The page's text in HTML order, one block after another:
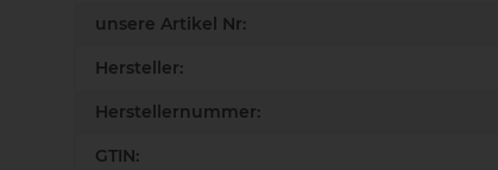
unsere Artikel Nr:
Hersteller:
Herstellernummer:
GTIN: